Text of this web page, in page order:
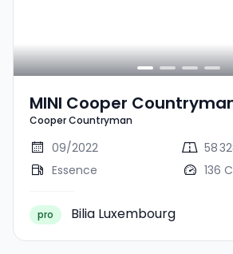
MINI Cooper
Cooper Countryman
Cooper Countryman
09/2022
58
Essence
136
pro Bilia Luxembourg